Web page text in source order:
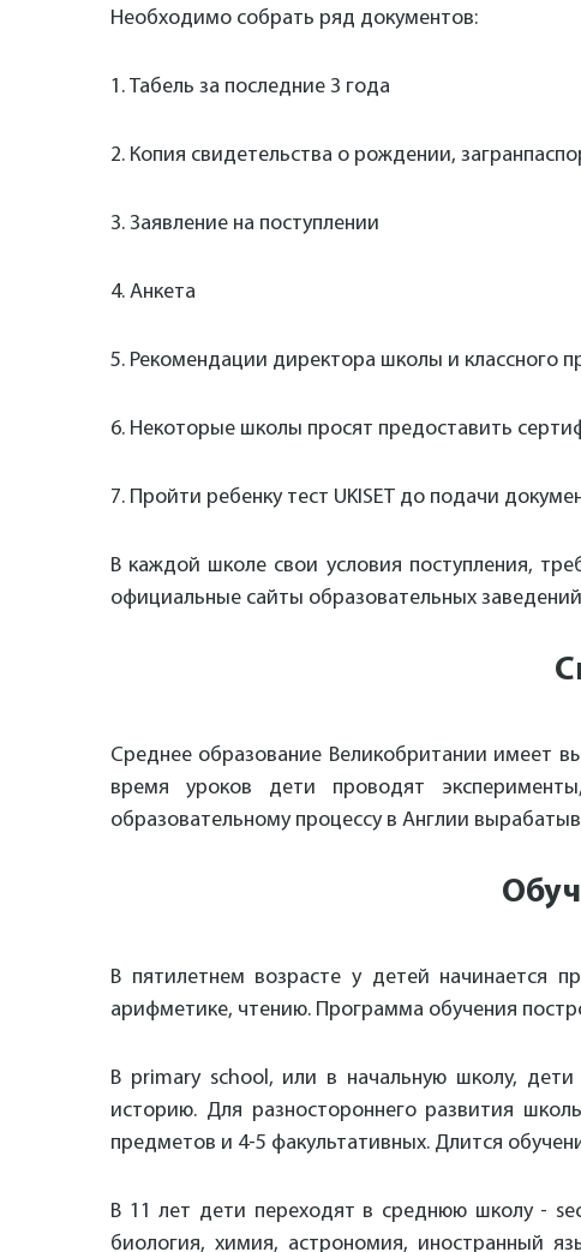
Необходимо собрать ряд документов:
1. Табель за последние 3 года
2. Копия свидетельства о рождении,
3. Заявление на поступлении
4. Анкета
5. Рекомендации директора школы и классного
6. Некоторые школы просят предоставить
7. Пройти ребенку тест UKISET до подачи
В каждой школе свои условия поступления,
официальные сайты образовательных
Среднее образование Великобритании имеет
время уроков дети проводят
образовательному процессу в Англии
В пятилетнем возрасте у детей начинается
арифметике, чтению. Программа обучения
В primary school, или в начальную школу,
историю. Для разностороннего развития
предметов и 4-5 факультативных. Длится
В 11 лет дети переходят в среднюю школу -
биология, химия, астрономия, иностранный